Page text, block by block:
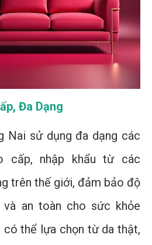
Đa Dạng
Nai sử dụng đa dạng các
cấp, nhập khẩu từ các
trên thế giới, đảm bảo độ
an toàn cho sức khỏe
có thể lựa chọn từ da thật,